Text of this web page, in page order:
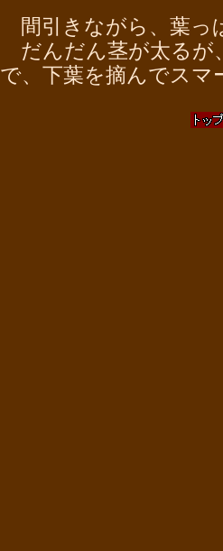
間引きながら、葉っ
だんだん茎が太るが
で、下葉を摘んでスマ